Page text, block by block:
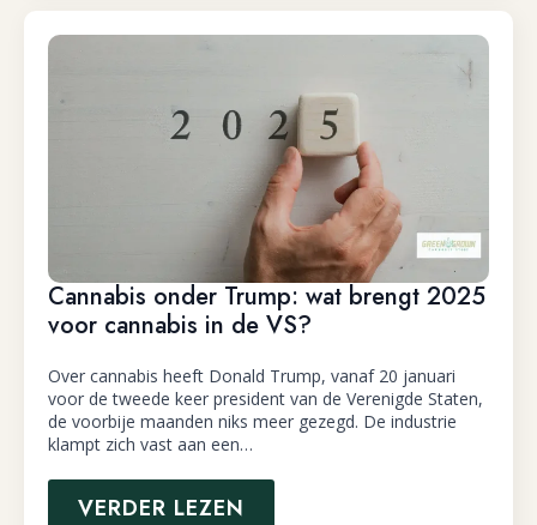
Cannabis onder Trump: wat brengt 2025
voor cannabis in de VS?
Over cannabis heeft Donald Trump, vanaf 20 januari
voor de tweede keer president van de Verenigde Staten,
de voorbije maanden niks meer gezegd. De industrie
klampt zich vast aan een…
VERDER LEZEN